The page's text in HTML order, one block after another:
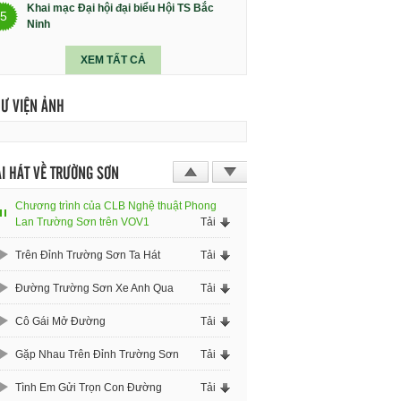
5
Khai mạc Đại hội đại biểu Hội TS Bắc
Ninh
XEM TẤT CẢ
VIỆN ẢNH
HÁT VỀ TRƯỜNG SƠN
Chương trình của CLB Nghệ thuật Phong
Lan Trường Sơn trên VOV1
Tải
Trên Đỉnh Trường Sơn Ta Hát Tải
Đường Trường Sơn Xe Anh Qua Tải
Cô Gái Mở Đường Tải
Gặp Nhau Trên Đỉnh Trường Sơn Tải
Tình Em Gửi Trọn Con Đường Tải